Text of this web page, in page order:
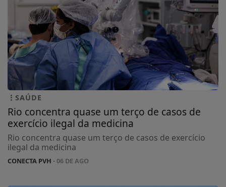
SAÚDE
Rio concentra quase um terço de casos de
exercício ilegal da medicina
Rio concentra quase um terço de casos de exercício
ilegal da medicina
CONECTA PVH - 06 DE AGO